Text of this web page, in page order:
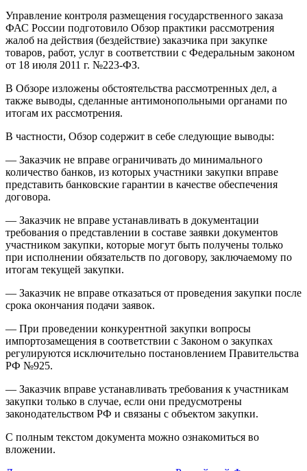
Управление контроля размещения государственного заказа
ФАС России подготовило Обзор практики рассмотрения
жалоб на действия (бездействие) заказчика при закупке
товаров, работ, услуг в соответствии с Федеральным законом
от 18 июля 2011 г. №223-ФЗ.
В Обзоре изложены обстоятельства рассмотренных дел, а
также выводы, сделанные антимонопольными органами по
итогам их рассмотрения.
В частности, Обзор содержит в себе следующие выводы:
— Заказчик не вправе ограничивать до минимального
количество банков, из которых участники закупки вправе
представить банковские гарантии в качестве обеспечения
договора.
— Заказчик не вправе устанавливать в документации
требования о представлении в составе заявки документов
участником закупки, которые могут быть получены только
при исполнении обязательств по договору, заключаемому по
итогам текущей закупки.
— Заказчик не вправе отказаться от проведения закупки после
срока окончания подачи заявок.
— При проведении конкурентной закупки вопросы
импортозамещения в соответствии с Законом о закупках
регулируются исключительно постановлением Правительства
РФ №925.
— Заказчик вправе устанавливать требования к участникам
закупки только в случае, если они предусмотрены
законодательством РФ и связаны с объектом закупки.
С полным текстом документа можно ознакомиться во
вложении.